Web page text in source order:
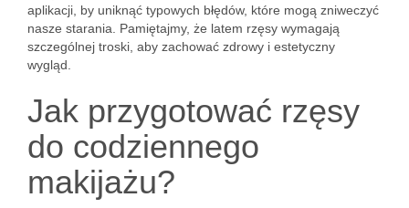
aplikacji, by uniknąć typowych błędów, które mogą zniweczyć
nasze starania. Pamiętajmy, że latem rzęsy wymagają
szczególnej troski, aby zachować zdrowy i estetyczny
wygląd.
Jak przygotować rzęsy
do codziennego
makijażu?